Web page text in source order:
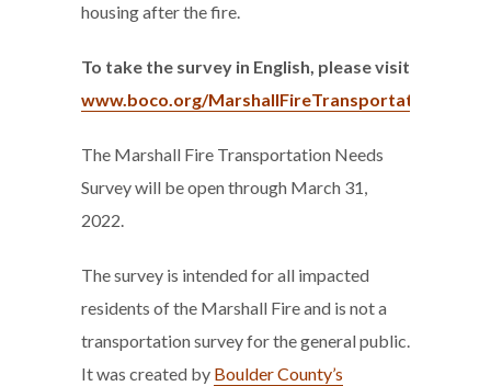
housing after the fire.
To take the survey in English, please visit
www.boco.org/
The Marshall Fire Transportation Needs
Survey will be open through March 31,
2022.
The survey is intended for all impacted
residents of the Marshall Fire and is not a
transportation survey for the general public.
It was created by Boulder County’s